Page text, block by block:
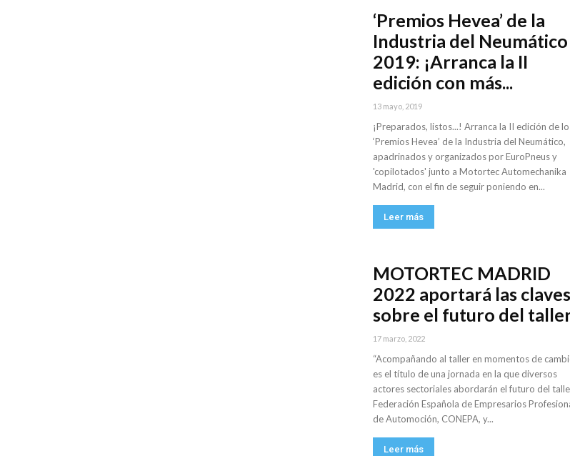
‘Premios Hevea’ de la
Industria del Neumático
2019: ¡Arranca la II
edición con más...
13 mayo, 2019
¡Preparados, listos...! Arranca la II edición de
‘Premios Hevea’ de la Industria del Neumático,
apadrinados y organizados por EuroPneus y
'copilotados' junto a Motortec Automechanika
Madrid, con el fin de seguir poniendo en...
Leer más
MOTORTEC MADRID
2022 aportará las claves
sobre el futuro del
17 marzo, 2022
“Acompañando al taller en momentos de
es el título de una jornada en la que diversos
actores sectoriales abordarán el futuro del
Federación Española de Empresarios
de Automoción, CONEPA, y...
Leer más